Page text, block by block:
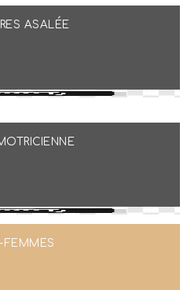
ASALÉE
FEMMES